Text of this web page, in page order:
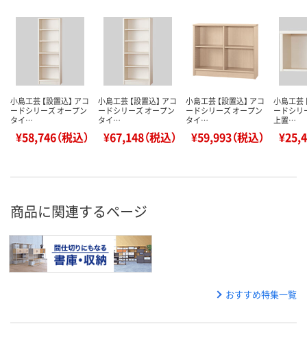
小島工芸 【設置込】 アコ
ードシリーズ オープン
タイ…
¥58,746（税込）
小島工芸 【設置込】 アコ
ードシリーズ オープン
タイ…
¥67,148（税込）
小島工芸 【設置込】 アコ
ードシリーズ オープン
タイ…
¥59,993（税込）
小島工芸
ードシリ
上置…
商品に関連するページ
おすすめ特集一覧